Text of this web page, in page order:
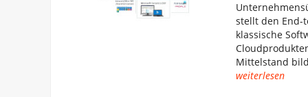
stellt den End-
klassische
Mittelstand
weiterlesen